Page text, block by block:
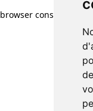
browser console for